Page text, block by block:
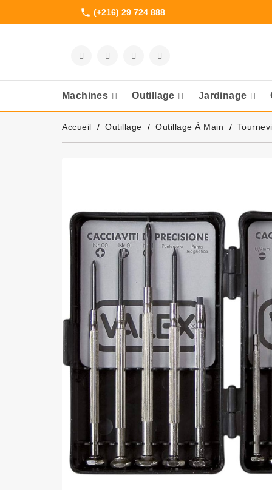
phone (+216) 29 724 888
Machines Outillage Jardinage
Accueil Outillage Outillage À Main